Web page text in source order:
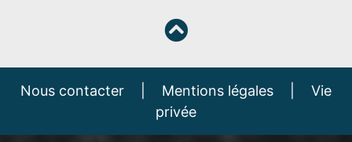
Nous contacter Mentions légales
Vie
privée